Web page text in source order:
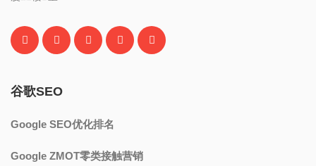
Google ZMOT零类接触营销
Google UMOT最终接触营销
生成式引擎优化（GEO）
海外网络营销